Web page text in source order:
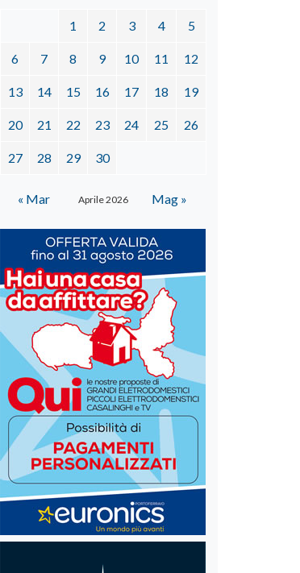
Aprile 2026
1 2 3 4 5
6 7 8 9 10 11 12
13 14 15 16 17 18 19
20 21 22 23 24 25 26
27 28 29 30
« Mar Mag »